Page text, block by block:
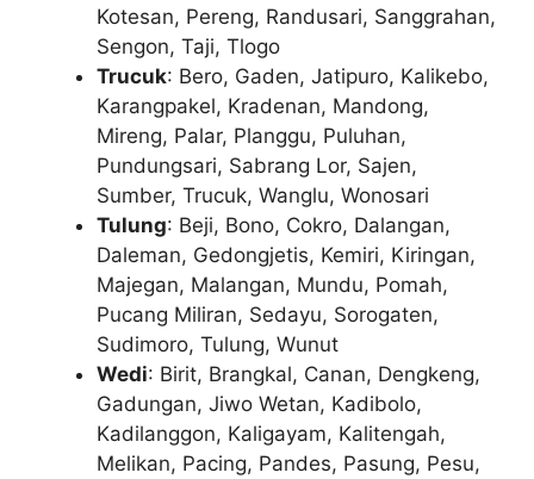
Kotesan, Pereng, Randusari, Sanggrahan,
Sengon, Taji, Tlogo
Trucuk: Bero, Gaden, Jatipuro, Kalikebo,
Karangpakel, Kradenan, Mandong,
Mireng, Palar, Planggu, Puluhan,
Pundungsari, Sabrang Lor, Sajen,
Sumber, Trucuk, Wanglu, Wonosari
Tulung: Beji, Bono, Cokro, Dalangan,
Daleman, Gedongjetis, Kemiri, Kiringan,
Majegan, Malangan, Mundu, Pomah,
Pucang Miliran, Sedayu, Sorogaten,
Sudimoro, Tulung, Wunut
Wedi: Birit, Brangkal, Canan, Dengkeng,
Gadungan, Jiwo Wetan, Kadibolo,
Kadilanggon, Kaligayam, Kalitengah,
Melikan, Pacing, Pandes, Pasung, Pesu,